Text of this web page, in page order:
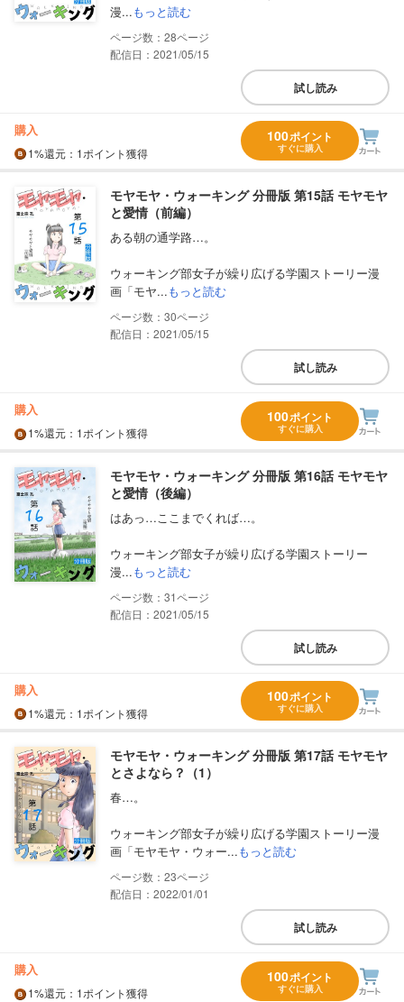
漫...もっと読む
28
配信日：2021/05/15
試し読み
購入
1%還元 ：1ポイント獲得
100ポイント
すぐに購入
モヤモヤ・ウォーキング 分冊版 第15話 モヤモヤ
と愛情（前編）
ある朝の通学路…。
ウォーキング部女子が繰り広げる学園ストーリー漫
画「モヤ...もっと読む
30
配信日：2021/05/15
試し読み
購入
1%還元 ：1ポイント獲得
100ポイント
すぐに購入
モヤモヤ・ウォーキング 分冊版 第16話 モヤモヤ
と愛情（後編）
はあっ…ここまでくれば…。
ウォーキング部女子が繰り広げる学園ストーリー
漫...もっと読む
31
配信日：2021/05/15
試し読み
購入
1%還元 ：1ポイント獲得
100ポイント
すぐに購入
モヤモヤ・ウォーキング 分冊版 第17話 モヤモヤ
とさよなら？（1）
春…。
ウォーキング部女子が繰り広げる学園ストーリー漫
画「モヤモヤ・ウォー...もっと読む
23
配信日：2022/01/01
試し読み
購入
1%還元 ：1ポイント獲得
100ポイント
すぐに購入